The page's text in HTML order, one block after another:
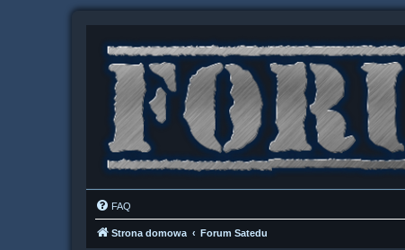
FAQ
Strona domowa Forum Satedu